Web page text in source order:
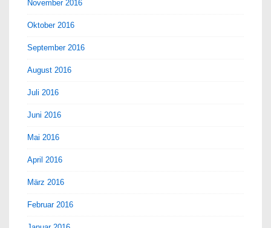
November 2016
Oktober 2016
September 2016
August 2016
Juli 2016
Juni 2016
Mai 2016
April 2016
März 2016
Februar 2016